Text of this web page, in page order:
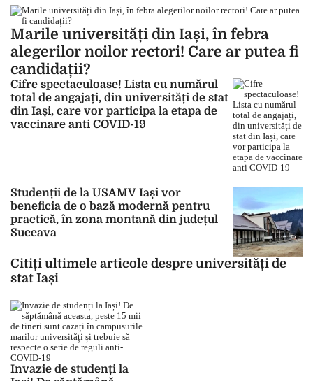
Marile universități din Iași, în febra
alegerilor noilor rectori! Care ar putea fi
candidații?
Cifre spectaculoase! Lista cu numărul
total de angajați, din universități de stat
din Iași, care vor participa la etapa de
vaccinare anti COVID-19
Studenții de la USAMV Iași vor
beneficia de o bază modernă pentru
practică, în zona montană din județul
Suceava
Citiți ultimele articole despre universități de
stat Iași
Invazie de studenți la